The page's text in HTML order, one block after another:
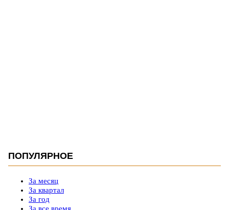
ПОПУЛЯРНОЕ
За месяц
За квартал
За год